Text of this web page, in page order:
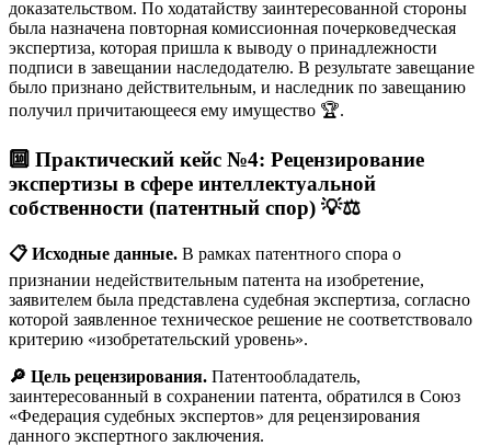
доказательством. По ходатайству заинтересованной стороны
была назначена повторная комиссионная почерковедческая
экспертиза, которая пришла к выводу о принадлежности
подписи в завещании наследодателю. В результате завещание
было признано действительным, и наследник по завещанию
получил причитающееся ему имущество 🏆.
🔟 Практический кейс №4: Рецензирование
экспертизы в сфере интеллектуальной
собственности (патентный спор) 💡⚖️
📋 Исходные данные. В рамках патентного спора о
признании недействительным патента на изобретение,
заявителем была представлена судебная экспертиза, согласно
которой заявленное техническое решение не соответствовало
критерию «изобретательский уровень».
🔎 Цель рецензирования. Патентообладатель,
заинтересованный в сохранении патента, обратился в Союз
«Федерация судебных экспертов» для рецензирования
данного экспертного заключения.